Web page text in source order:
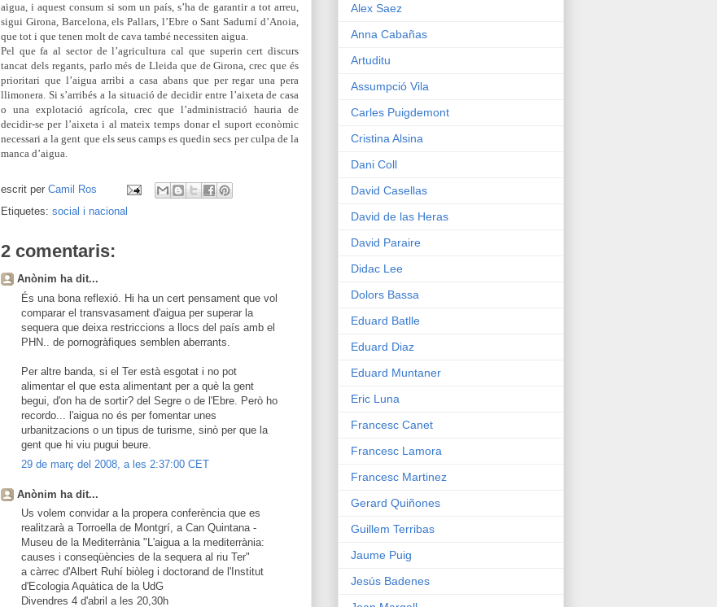
aigua, i aquest consum si som un país, s’ha de garantir a tot arreu,
sigui Girona, Barcelona, els Pallars, l’Ebre o Sant Sadurní d’Anoia,
que tot i que tenen molt de cava també necessiten aigua.
Pel que fa al sector de l’agricultura cal que superin cert discurs
tancat dels regants, parlo més de Lleida que de Girona, crec que és
prioritari que l’aigua arribi a casa abans que per regar una pera
llimonera. Si s’arribés a la situació de decidir entre l’aixeta de casa
o una explotació agrícola, crec que l’administració hauria de
decidir-se per l’aixeta i al mateix temps donar el suport econòmic
necessari a la gent que els seus camps es quedin secs per culpa de la
manca d’aigua.
escrit per Camil Ros
Etiquetes: social i nacional
2 comentaris:
Anònim ha dit...
És una bona reflexió. Hi ha un cert pensament que vol
comparar el transvasament d'aigua per superar la
sequera que deixa restriccions a llocs del país amb el
PHN.. de pornogràfiques semblen aberrants.
Per altre banda, si el Ter està esgotat i no pot
alimentar el que esta alimentant per a què la gent
begui, d'on ha de sortir? del Segre o de l'Ebre. Però ho
recordo... l'aigua no és per fomentar unes
urbanitzacions o un tipus de turisme, sinò per que la
gent que hi viu pugui beure.
29 de març del 2008, a les 2:37:00 CET
Anònim ha dit...
Us volem convidar a la propera conferència que es
realitzarà a Torroella de Montgrí, a Can Quintana -
Museu de la Mediterrània "L'aigua a la mediterrània:
causes i conseqüències de la sequera al riu Ter"
a càrrec d'Albert Ruhí biòleg i doctorand de l'Institut
d'Ecologia Aquàtica de la UdG
Divendres 4 d'abril a les 20,30h
Alex Saez
Anna Cabañas
Artuditu
Assumpció Vila
Carles Puigdemont
Cristina Alsina
Dani Coll
David Casellas
David de las Heras
David Paraire
Didac Lee
Dolors Bassa
Eduard Batlle
Eduard Diaz
Eduard Muntaner
Eric Luna
Francesc Canet
Francesc Lamora
Francesc Martinez
Gerard Quiñones
Guillem Terribas
Jaume Puig
Jesús Badenes